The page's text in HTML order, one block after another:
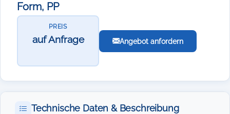
Form, PP
PREIS
auf Anfrage Angebot anfordern
Technische Daten & Beschreibung